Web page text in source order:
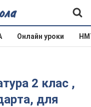
Онлайн уроки
2 клас ,
для